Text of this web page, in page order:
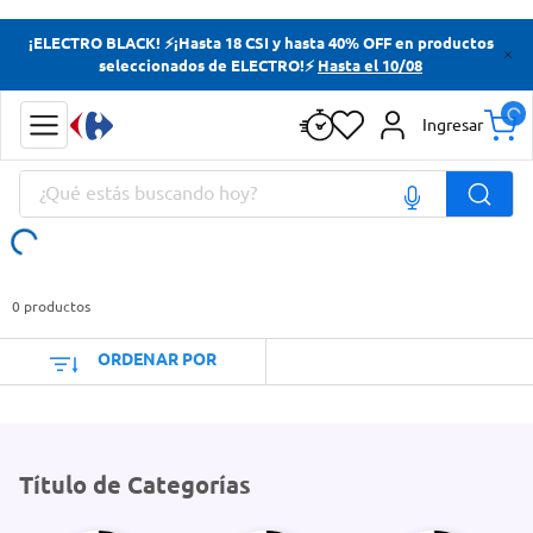
¡ELECTRO BLACK! ⚡¡Hasta 18 CSI y hasta 40% OFF en productos
seleccionados de ELECTRO!⚡ Hasta el 10/08
Ingresar
¿Qué estás buscando hoy?
0 productos
ORDENAR POR
Título de Categorías
Yerba
Cerveza
Papas Fritas
Términos más buscados
Cerveza
Papas Fritas
Doves